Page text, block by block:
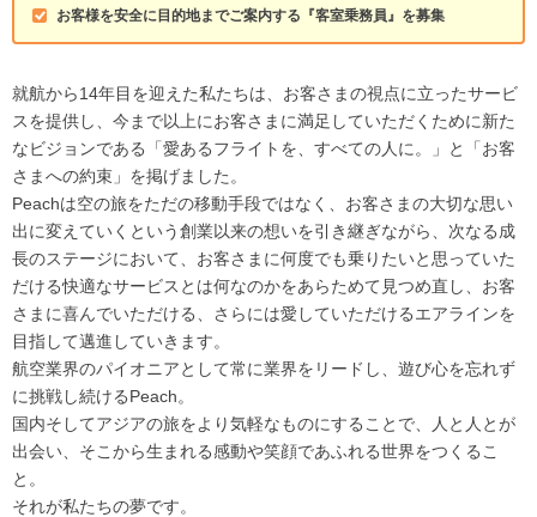
お客様を安全に目的地までご案内する『客室乗務員』を募集
就航から14年目を迎えた私たちは、お客さまの視点に立ったサービ
スを提供し、今まで以上にお客さまに満足していただくために新た
なビジョンである「愛あるフライトを、すべての人に。」と「お客
さまへの約束」を掲げました。
Peachは空の旅をただの移動手段ではなく、お客さまの大切な思い
出に変えていくという創業以来の想いを引き継ぎながら、次なる成
長のステージにおいて、お客さまに何度でも乗りたいと思っていた
だける快適なサービスとは何なのかをあらためて見つめ直し、お客
さまに喜んでいただける、さらには愛していただけるエアラインを
目指して邁進していきます。
航空業界のパイオニアとして常に業界をリードし、遊び心を忘れず
に挑戦し続けるPeach。
国内そしてアジアの旅をより気軽なものにすることで、人と人とが
出会い、そこから生まれる感動や笑顔であふれる世界をつくるこ
と。
それが私たちの夢です。